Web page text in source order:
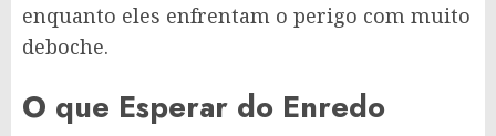
enquanto eles enfrentam o perigo com muito
deboche.
O que Esperar do Enredo